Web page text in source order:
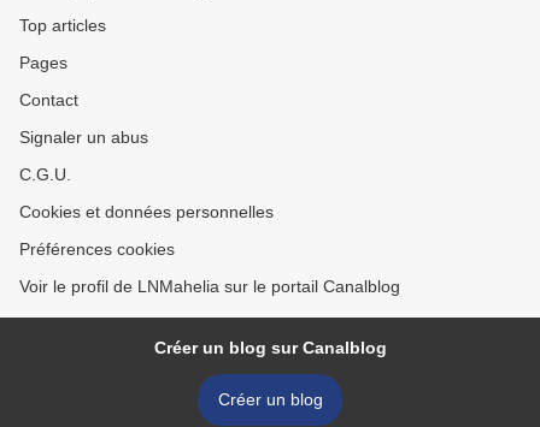
Top articles
Pages
Contact
Signaler un abus
C.G.U.
Cookies et données personnelles
Préférences cookies
Voir le profil de LNMahelia sur le portail Canalblog
Créer un blog sur Canalblog
Créer un blog